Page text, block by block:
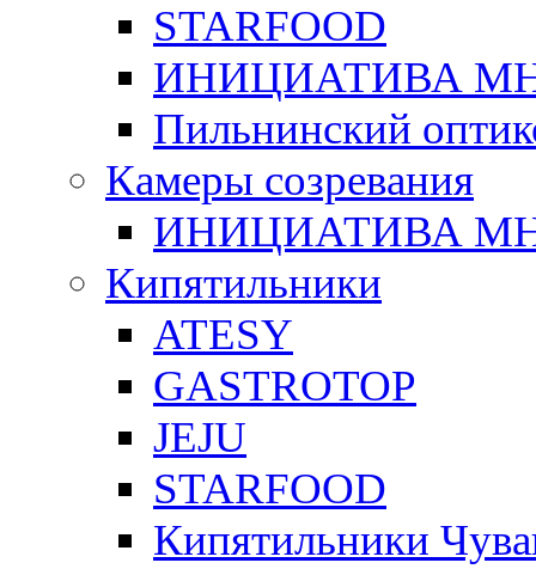
STARFOOD
ИНИЦИАТИВА
Пильнинский
Камеры созревания
ИНИЦИАТИВА
Кипятильники
ATESY
GASTROTOP
JEJU
STARFOOD
Кипятильники